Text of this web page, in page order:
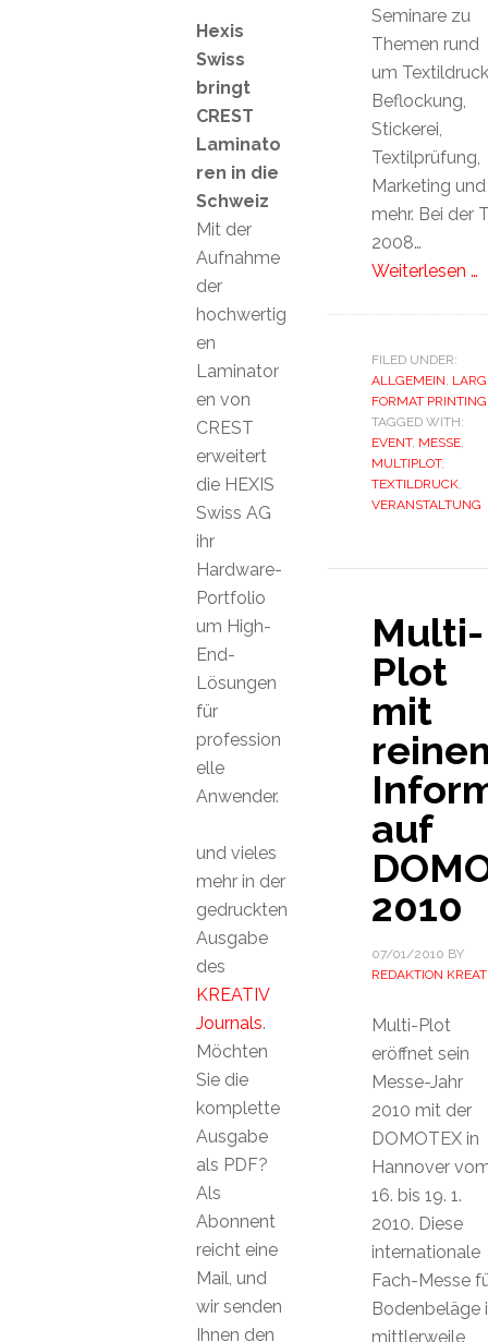
Seminare zu
Themen rund
um
Beflockung,
Stickerei,
Textilprüfung,
Marketing und
mehr. Bei der
2008…
Weiterlesen …
FILED UNDER:
ALLGEMEIN,
FORMAT PRINTING
TAGGED WITH:
EVENT, MESSE,
MULTIPLOT,
TEXTILDRUCK,
VERANSTALTUNG
Multi-
Plot
mit
auf
2010
07/01/2010 BY
REDAKTION
Multi-Plot
eröffnet sein
Messe-Jahr
2010 mit der
DOMOTEX in
Hannover
16. bis 19. 1.
2010. Diese
internationale
Fach-Messe
Bodenbeläge
mittlerweile
Hexis
Swiss
bringt
CREST
Laminato
ren in die
Schweiz
Mit der
Aufnahme
der
hochwertig
en
Laminator
en von
CREST
erweitert
die HEXIS
Swiss AG
ihr
Hardware-
Portfolio
um High-
End-
Lösungen
für
profession
elle
Anwender.
und vieles
mehr in der
gedruckten
Ausgabe
des
KREATIV
Journals.
Möchten
Sie die
komplette
Ausgabe
als PDF?
Als
Abonnent
reicht eine
Mail, und
wir senden
Ihnen den